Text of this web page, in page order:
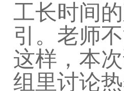
工长时间
引。老师
这样，本
组里讨论